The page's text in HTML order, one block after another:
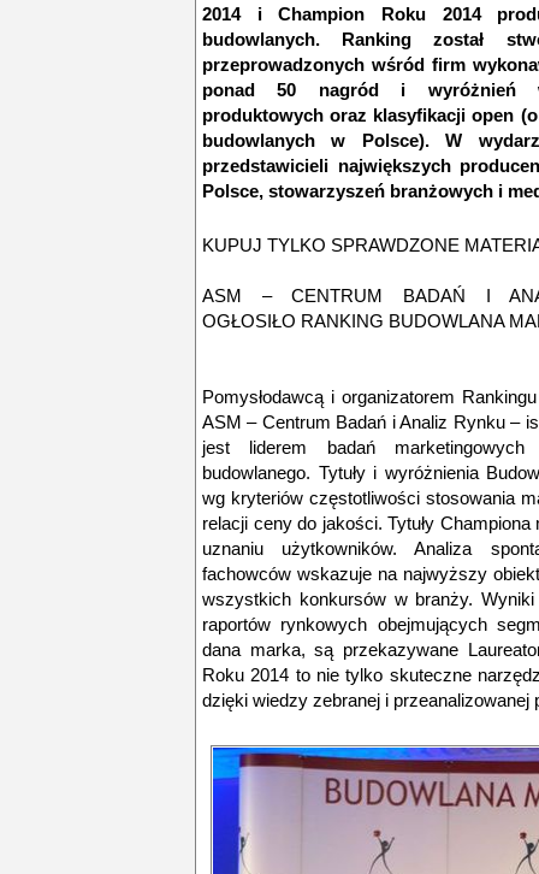
2014 i Champion Roku 2014
budowlanych. Ranking został
przeprowadzonych wśród firm
ponad 50 nagród i wyróżnień
produktowych oraz klasyfikacji open
budowlanych w Polsce). W
przedstawicieli największych
Polsce, stowarzyszeń branżowych i
KUPUJ TYLKO SPRAWDZONE
ASM – CENTRUM BADAŃ I
OGŁOSIŁO RANKING BUDOWLANA
Pomysłodawcą i organizatorem
ASM – Centrum Badań i Analiz Rynku –
jest liderem badań
budowlanego. Tytuły i wyróżnienia
wg kryteriów częstotliwości stosowania
relacji ceny do jakości. Tytuły
uznaniu użytkowników. Analiza
fachowców wskazuje na najwyższy
wszystkich konkursów w branży.
raportów rynkowych obejmujących
dana marka, są przekazywane
Roku 2014 to nie tylko skuteczne
dzięki wiedzy zebranej i przeanalizowanej